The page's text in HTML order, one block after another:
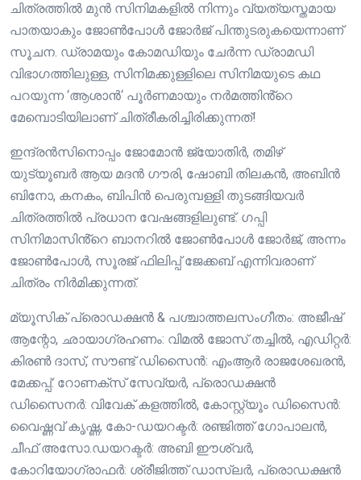
ചിത്രത്തിൽ മുൻ സിനിമകളിൽ നിന്നും വ്യത്യസ്തമായ
പാതയാകും ജോൺപോൾ ജോർജ് പിന്തുടരുകയെന്നാണ്
സൂചന. ഡ്രാമയും കോമഡിയും ചേർന്ന ഡ്രാമഡി
വിഭാഗത്തിലുള്ള, സിനിമക്കുള്ളിലെ സിനിമയുടെ കഥ
പറയുന്ന ‘ആശാൻ‘ പൂർണമായും നർമത്തിൻ്റെ
മേമ്പൊടിയിലാണ് ചിത്രീകരിച്ചിരിക്കുന്നത്!
ഇന്ദ്രൻസിനൊപ്പം ജോമോൻ ജ്യോതിർ, തമിഴ്
യുട്യൂബർ ആയ മദൻ ഗൗരി, ഷോബി തിലകൻ, അബിൻ
ബിനോ, കനകം, ബിപിൻ പെരുമ്പള്ളി തുടങ്ങിയവർ
ചിത്രത്തിൽ പ്രധാന വേഷങ്ങളിലുണ്ട്. ഗപ്പി
സിനിമാസിൻ്റെ ബാനറിൽ ജോൺപോൾ ജോർജ്, അന്നം
ജോൺപോൾ, സൂരജ് ഫിലിപ്പ് ജേക്കബ് എന്നിവരാണ്
ചിത്രം നിർമിക്കുന്നത്.
മ്യൂസിക് പ്രൊഡക്ഷൻ & പശ്ചാത്തലസംഗീതം: അജീഷ്
ആന്റോ, ഛായാഗ്രഹണം: വിമല്‍ ജോസ് തച്ചില്‍, എഡിറ്റര്‍:
കിരണ്‍ ദാസ്, സൗണ്ട് ഡിസൈന്‍: എംആര്‍ രാജശേഖരന്‍,
മേക്കപ്പ്: റോണക്‌സ് സേവ്യര്‍, പ്രൊഡക്ഷന്‍
ഡിസൈനര്‍: വിവേക് കളത്തില്‍, കോസ്റ്റ്യൂം ഡിസൈന്‍:
വൈഷ്ണവ് കൃഷ്ണ, കോ-ഡയറക്ടര്‍: രഞ്ജിത്ത് ഗോപാലന്‍,
ചീഫ് അസോ.ഡയറക്ടര്‍: അബി ഈശ്വര്‍,
കോറിയോഗ്രാഫര്‍: ശ്രീജിത്ത് ഡാസ്ലര്‍, പ്രൊഡക്ഷന്‍